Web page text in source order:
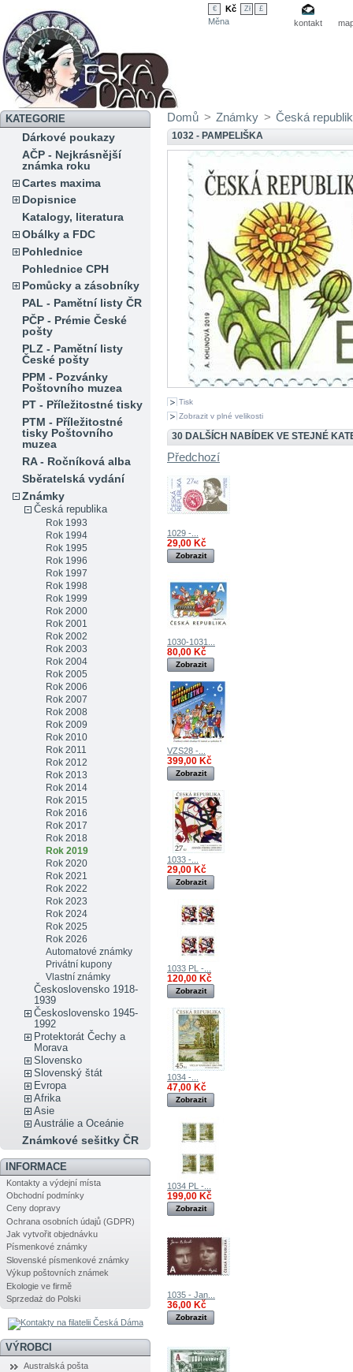
€ Kč Zł £
Měna kontakt
KATEGORIE
Dárkové poukazy
AČP - Nejkrásnější
známka roku
Cartes maxima
Dopisnice
Katalogy, literatura
Obálky a FDC
Pohlednice
Pohlednice CPH
Pomůcky a zásobníky
PAL - Pamětní listy ČR
PČP - Prémie České
pošty
PLZ - Pamětní listy
České pošty
PPM - Pozvánky
Poštovního muzea
PT - Příležitostné tisky
PTM - Příležitostné
tisky Poštovního
muzea
RA - Ročníková alba
Sběratelská vydání
Známky
Česká republika
Rok 1993
Rok 1994
Rok 1995
Rok 1996
Rok 1997
Rok 1998
Rok 1999
Rok 2000
Rok 2001
Rok 2002
Rok 2003
Rok 2004
Rok 2005
Rok 2006
Rok 2007
Rok 2008
Rok 2009
Rok 2010
Rok 2011
Rok 2012
Rok 2013
Rok 2014
Rok 2015
Rok 2016
Rok 2017
Rok 2018
Rok 2019
Rok 2020
Rok 2021
Rok 2022
Rok 2023
Rok 2024
Rok 2025
Rok 2026
Automatové známky
Privátní kupony
Vlastní známky
Československo 1918-
1939
Československo 1945-
1992
Protektorát Čechy a
Morava
Slovensko
Slovenský štát
Evropa
Afrika
Asie
Austrálie a Oceánie
Známkové sešitky ČR
INFORMACE
Kontakty a výdejní místa
Obchodní podmínky
Ceny dopravy
Ochrana osobních údajů (GDPR)
Jak vytvořit objednávku
Písmenkové známky
Slovenské písmenkové známky
Výkup poštovních známek
Ekologie ve firmě
Sprzedaż do Polski
VÝROBCI
Australská pošta
Domů > Známky > Česká
1032 - PAMPELIŠKA
Tisk
Zobrazit v plné velikosti
30 DALŠÍCH NABÍDEK VE STEJNÉ
Předchozí
1029 -...
29,00 Kč
Zobrazit
1030-1031...
80,00 Kč
Zobrazit
VZS28 -...
399,00 Kč
Zobrazit
1033 -...
29,00 Kč
Zobrazit
1033 PL -...
120,00 Kč
Zobrazit
1034 -...
47,00 Kč
Zobrazit
1034 PL -...
199,00 Kč
Zobrazit
1035 - Jan...
36,00 Kč
Zobrazit